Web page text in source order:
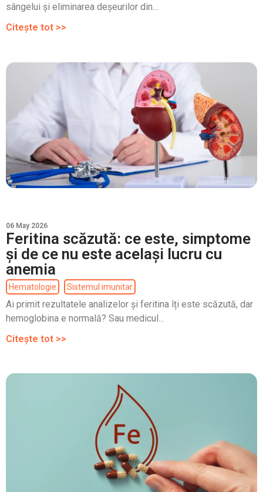
sângelui și eliminarea deșeurilor din...
Citește tot >>
06 May 2026
Feritina scăzută: ce este, simptome
și de ce nu este același lucru cu
anemia
Hematologie Sistemul imunitar
Ai primit rezultatele analizelor și feritina îți este scăzută, dar
hemoglobina e normală? Sau medicul...
Citește tot >>